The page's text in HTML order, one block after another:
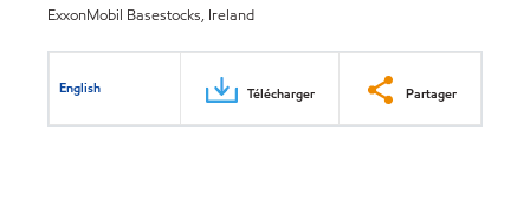
ExxonMobil Basestocks, Ireland
English Télécharger Partager